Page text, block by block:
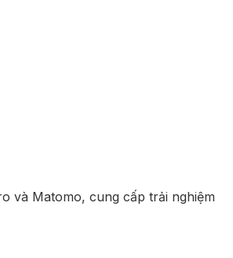
và Matomo, cung cấp trải nghiệm